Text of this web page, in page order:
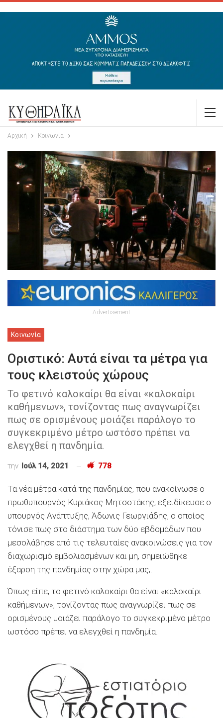
Αρχική Κοινωνία
Advertisement
Κοινωνία
Οριστικό: Αυτά είναι τα μέτρα για
τους κλειστούς χώρους
Το φετινό καλοκαίρι θα είναι «καλοκαίρι
καθήμενων», τονίζοντας πως αναγνωρίζει
πως σε ορισμένους μοιάζει παράλογο το
συγκεκριμένο μέτρο ωστόσο πρέπει να
ελεγχθεί η πανδημία.
την Ιούλ 14, 2021 778
Τα νέα μέτρα κατά της πανδημίας, που ανακοίνωσε ο
πρωθυπουργός Κυριάκος Μητσοτάκης, εξειδίκευσε ο
υπουργός Ανάπτυξης, Άδωνις Γεωργιάδης, ο οποίος
τόνισε πως στο διάστημα των δύο εβδομάδων που
μεσολάβησε από τις τελευταίες ανακοινώσεις για τον
διαχωρισμό εμβολιασμένων και μη, σημειώθηκε
έξαρση της πανδημίας στην χώρα μας,.
Όπως είπε, το φετινό καλοκαίρι θα είναι «καλοκαίρι
καθήμενων», τονίζοντας πως αναγνωρίζει πως σε
ορισμένους μοιάζει παράλογο το συγκεκριμένο μέτρο
ωστόσο πρέπει να ελεγχθεί η πανδημία.